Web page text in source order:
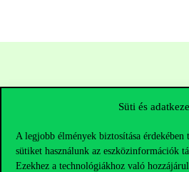
Süti és
A legjobb élmények biztosítása
sütiket használunk az eszközinformációk
Ezekhez a technológiákhoz való